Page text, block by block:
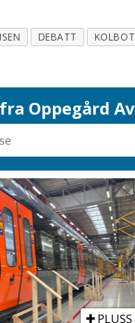
DEBATT
Oppegård
PLUSS